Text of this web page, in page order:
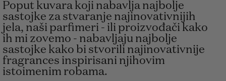
Poput kuvara koji nabavlja najbolje
sastojke za stvaranje najinovativnijih
jela, naši parfimeri - ili proizvođači kako
ih mi zovemo - nabavljaju najbolje
sastojke kako bi stvorili najinovativnije
fragrances inspirisani njihovim
istoimenim robama.